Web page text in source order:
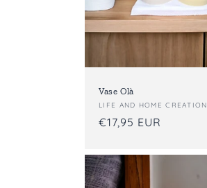
o
n
Vase Olà
Fournisseur :
LIFE AND HOME CREATION
Prix
€17,95 EUR